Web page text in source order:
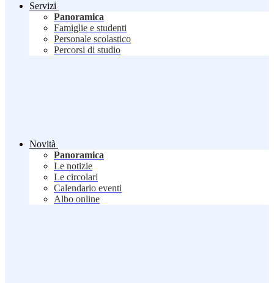
Servizi
Panoramica
Famiglie e studenti
Personale scolastico
Percorsi di studio
Novità
Panoramica
Le notizie
Le circolari
Calendario eventi
Albo online